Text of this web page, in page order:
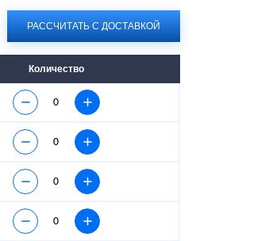
РАССЧИТАТЬ С ДОСТАВКОЙ
Количество